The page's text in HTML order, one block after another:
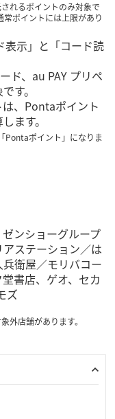
れるポイントのみ対象で
常ポイントには上限があり
表示」と「コード読
ド、au PAY プリペ
す。
、Pontaポイント
ます。
Pontaポイント」になりま
ンショーグループ
アステーション／は
衛屋／モリバコー
書店、ゲオ、セカ
ズ
外店舗があります。